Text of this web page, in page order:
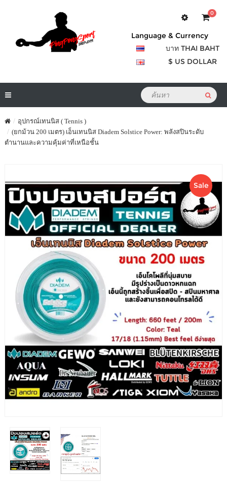
0
Language & Currency
บาท THAI BAHT
$ US DOLLAR
อุปกรณ์เทนนิส ( Tennis )
(ยกม้วน 200 เมตร) เอ็นเทนนิส Diadem Solstice Power: พลังสปินระดับ
ตำนานและความคุ้มค่าที่เหนือชั้น
Sale